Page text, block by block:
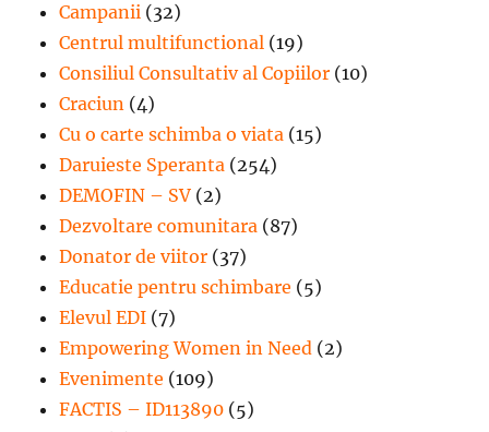
Campanii (32)
Centrul multifunctional (19)
Consiliul Consultativ al Copiilor (10)
Craciun (4)
Cu o carte schimba o viata (15)
Daruieste Speranta (254)
DEMOFIN – SV (2)
Dezvoltare comunitara (87)
Donator de viitor (37)
Educatie pentru schimbare (5)
Elevul EDI (7)
Empowering Women in Need (2)
Evenimente (109)
FACTIS – ID113890 (5)